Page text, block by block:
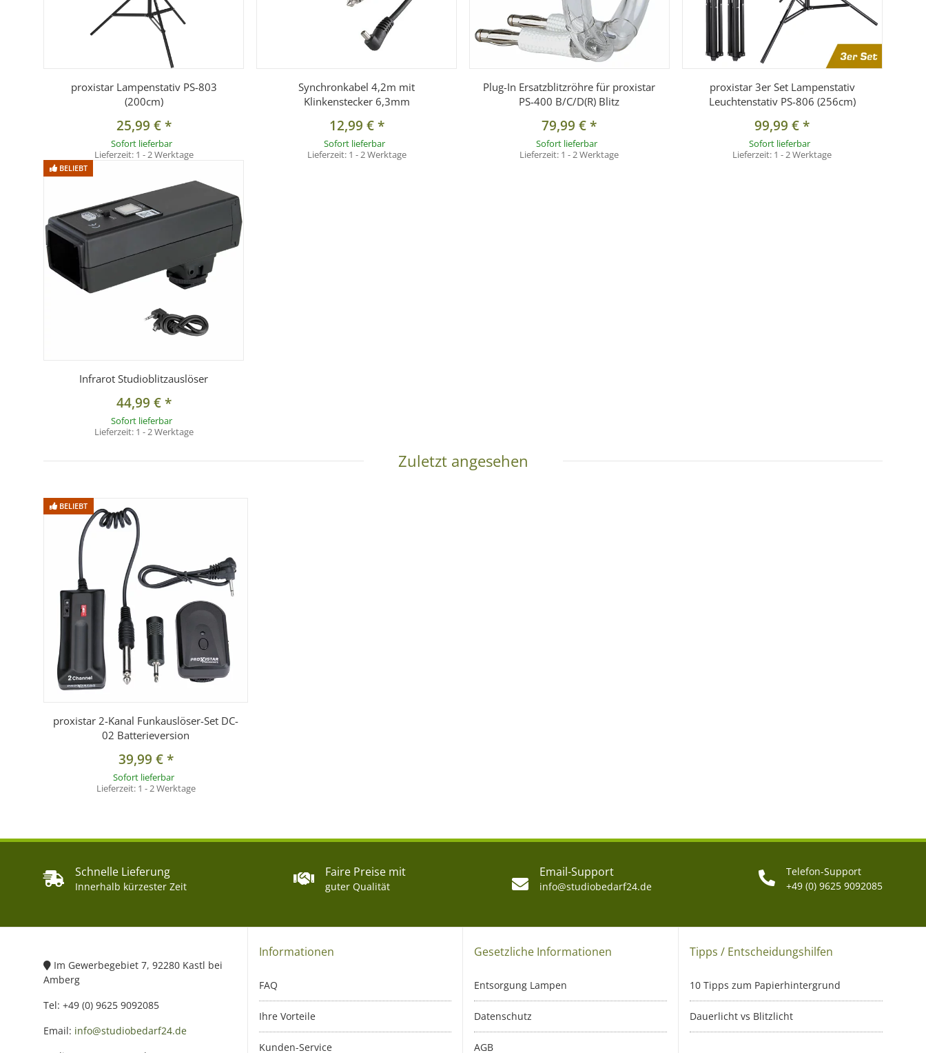
proxistar Lampenstativ PS-803
(200cm)
25,99 €*
Sofort lieferbar
Lieferzeit: 1 - 2 Werktage
Synchronkabel 4,2m mit
Klinkenstecker 6,3mm
12,99 €*
Sofort lieferbar
Lieferzeit: 1 - 2 Werktage
Plug-In Ersatzblitzröhre für proxistar
PS-400 B/C/D(R) Blitz
79,99 €*
Sofort lieferbar
Lieferzeit: 1 - 2 Werktage
proxistar 3er Set Lampenstativ
Leuchtenstativ PS-806 (256cm)
99,99 €*
Sofort lieferbar
Lieferzeit: 1 - 2 Werktage
BELIEBT
Infrarot Studioblitzauslöser
44,99 €*
Sofort lieferbar
Lieferzeit: 1 - 2 Werktage
Zuletzt angesehen
BELIEBT
proxistar 2-Kanal Funkauslöser-Set DC-
02 Batterieversion
39,99 €*
Sofort lieferbar
Lieferzeit: 1 - 2 Werktage
Schnelle Lieferung
Innerhalb kürzester Zeit
Faire Preise mit
guter Qualität
Email-Support
info@studiobedarf24.de
Telefon-Support
+49 (0) 9625 9092085
Im Gewerbegebiet 7, 92280 Kastl bei
Amberg
Tel: +49 (0) 9625 9092085
Email: info@studiobedarf24.de
Informationen
FAQ
Ihre Vorteile
Kunden-Service
Gesetzliche Informationen
Entsorgung Lampen
Datenschutz
AGB
Tipps / Entscheidungshilfen
10 Tipps zum Papierhintergrund
Dauerlicht vs Blitzlicht